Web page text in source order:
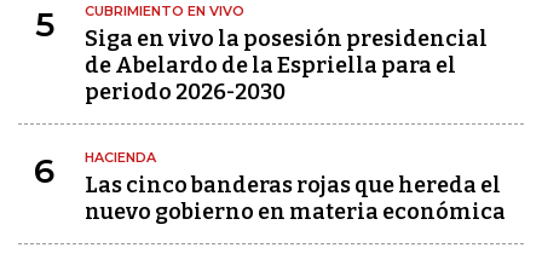
5 CUBRIMIENTO EN VIVO
Siga en vivo la posesión presidencial
de Abelardo de la Espriella para el
periodo 2026-2030
6 HACIENDA
Las cinco banderas rojas que hereda el
nuevo gobierno en materia económica